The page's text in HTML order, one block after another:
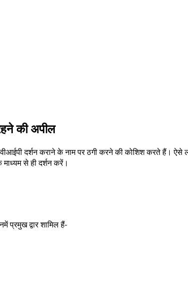
की अपील
दर्शन कराने के नाम पर ठगी करने की कोशिश करते हैं।
से ही दर्शन करें।
प्रमुख द्वार शामिल हैं-